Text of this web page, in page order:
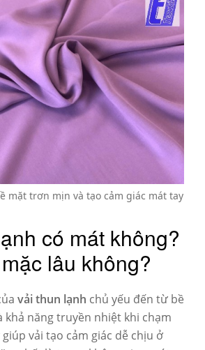
mặt trơn mịn và tạo cảm giác mát tay
có mát không?
lâu không?
vải thun lạnh chủ yếu đến từ bề
khả năng truyền nhiệt khi chạm
vải tạo cảm giác dễ chịu ở